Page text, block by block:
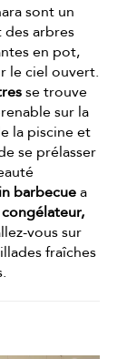
sont un
arbres
en pot,
le ciel ouvert.
se trouve
sur la
la piscine et
se prélasser
barbecuea
vous sur
fraîches